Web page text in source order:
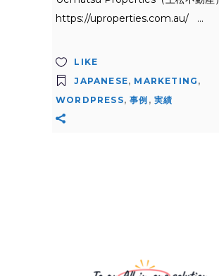
https://uproperties.com.au/
LIKE
JAPANESE, MARKETING ,
WORDPRESS,事例 ,実績